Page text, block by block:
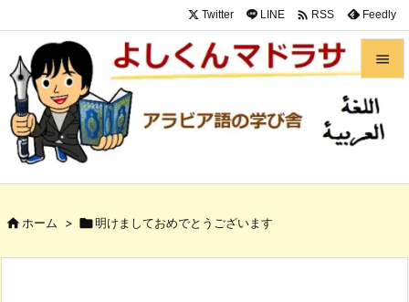


メニュ


次へ
Twitter LINE  RSS Feedly
ホーム > 明けましておめでとうございます